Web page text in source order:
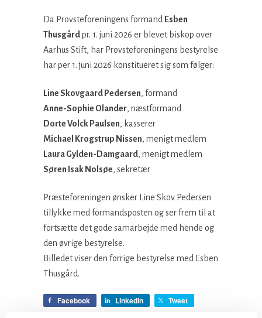
Da Provsteforeningens formand Esben
Thusgårdpr. 1. juni 2026 er blevet biskop over
Aarhus Stift, har Provsteforeningens bestyrelse
har per 1. juni 2026 konstitueret sig som følger:
Line Skovgaard Pedersen, formand
Anne-Sophie Olander, næstformand
Dorte Volck Paulsen, kasserer
Michael Krogstrup Nissen, menigt medlem
Laura Gylden-Damgaard, menigt medlem
Søren Isak Nolsøe, sekretær
Præsteforeningen ønsker Line Skov Pedersen
tillykke med formandsposten og ser frem til at
fortsætte det gode samarbejde med hende og
den øvrige bestyrelse.
Billedet viser den forrige bestyrelse med Esben
Thusgård.
Facebook LinkedIn Tweet